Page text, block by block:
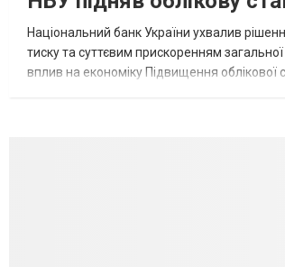
Національний банк України ухвалив
тиску та суттєвим прискоренням
вплив на економіку Підвищення